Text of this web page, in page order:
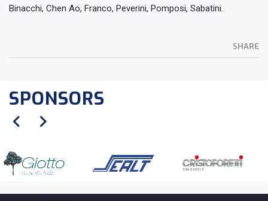
Binacchi, Chen Ao, Franco, Peverini, Pomposi, Sabatini.
SHARE
SPONSORS